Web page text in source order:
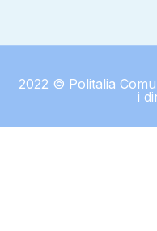
2022 © Politalia
i